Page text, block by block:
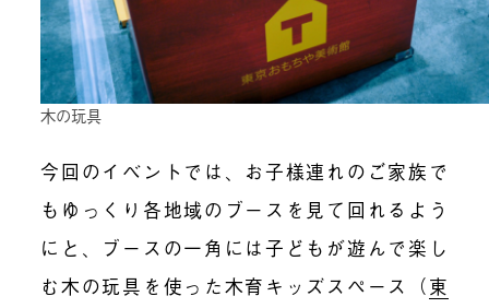
木の玩具
今回のイベントでは、お子様連れのご家族で
もゆっくり各地域のブースを見て回れるよう
にと、ブースの一角には子どもが遊んで楽し
む木の玩具を使った木育キッズスペース（東